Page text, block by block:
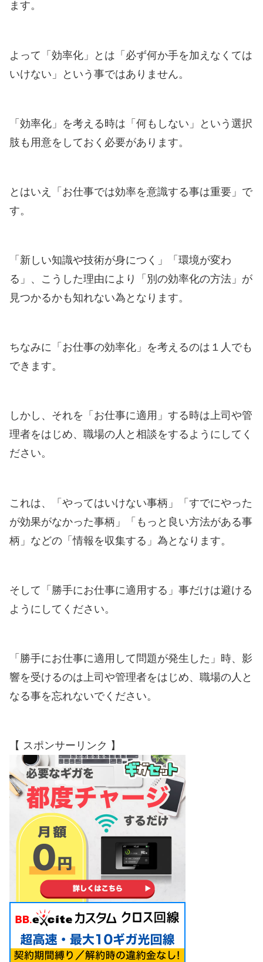
ます。
よって「効率化」とは「必ず何か手を加えなくては
いけない」という事ではありません。
「効率化」を考える時は「何もしない」という選択
肢も用意をしておく必要があります。
とはいえ「お仕事では効率を意識する事は重要」で
す。
「新しい知識や技術が身につく」「環境が変わ
る」、こうした理由により「別の効率化の方法」が
見つかるかも知れない為となります。
ちなみに「お仕事の効率化」を考えるのは１人でも
できます。
しかし、それを「お仕事に適用」する時は上司や管
理者をはじめ、職場の人と相談をするようにしてく
ださい。
これは、「やってはいけない事柄」「すでにやった
が効果がなかった事柄」「もっと良い方法がある事
柄」などの「情報を収集する」為となります。
そして「勝手にお仕事に適用する」事だけは避ける
ようにしてください。
「勝手にお仕事に適用して問題が発生した」時、影
響を受けるのは上司や管理者をはじめ、職場の人と
なる事を忘れないでください。
【 スポンサーリンク 】